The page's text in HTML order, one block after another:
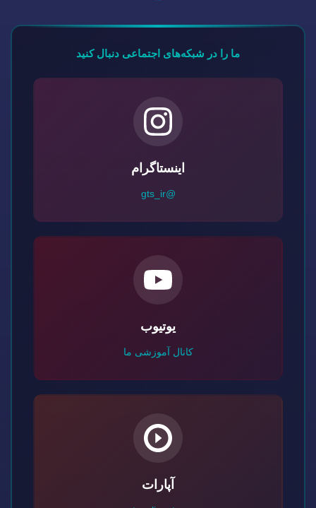
ما را در شبکه‌های اجتماعی دنبال کنید
اینستاگرام
@gts_ir
یوتیوب
کانال آموزشی ما
آپارات